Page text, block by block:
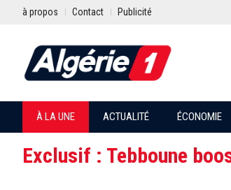
à propos Contact Publicité
À LA UNE ACTUALITÉ ÉCONOMIE
Exclusif : Tebboune